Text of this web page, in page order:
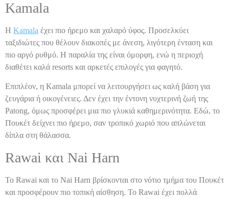
Kamala
Η Kamala έχει πιο ήρεμο και χαλαρό ύφος. Προσελκύει
ταξιδιώτες που θέλουν διακοπές με άνεση, λιγότερη ένταση και
πιο αργό ρυθμό. Η παραλία της είναι όμορφη, ενώ η περιοχή
διαθέτει καλά resorts και αρκετές επιλογές για φαγητό.
Επιπλέον, η Kamala μπορεί να λειτουργήσει ως καλή βάση για
ζευγάρια ή οικογένειες. Δεν έχει την έντονη νυχτερινή ζωή της
Patong, όμως προσφέρει μια πιο γλυκιά καθημερινότητα. Εδώ, το
Πουκέτ δείχνει πιο ήρεμο, σαν τροπικό χωριό που απλώνεται
δίπλα στη θάλασσα.
Rawai και Nai Harn
Το Rawai και το Nai Harn βρίσκονται στο νότιο τμήμα του Πουκέτ
και προσφέρουν πιο τοπική αίσθηση. Το Rawai έχει πολλά